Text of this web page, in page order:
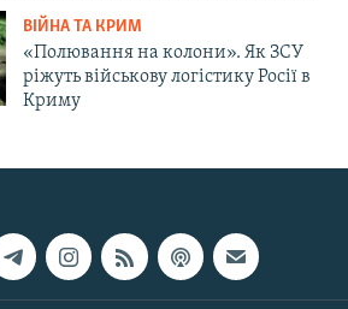
ВІЙНА ТА КРИМ
«Полювання на колони». Як ЗСУ
ріжуть військову логістику Росії в
Криму